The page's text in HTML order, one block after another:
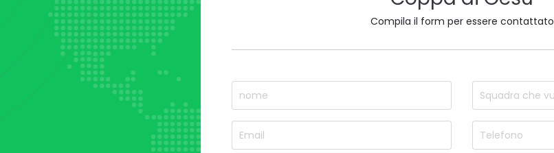
Compila il form per essere contattato